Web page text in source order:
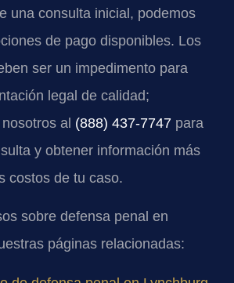
una consulta inicial, podemos
de pago disponibles. Los
ser un impedimento para
legal de calidad;
al (888) 437‑7747 para
y obtener información más
costos de tu caso.
sobre defensa penal en
páginas relacionadas: